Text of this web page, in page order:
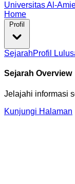
Universitas Al-
Home
SejarahProfil
Sejarah Overview
Jelajahi informasi
Kunjungi Halaman